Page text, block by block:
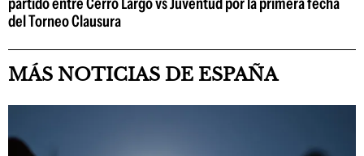
del Torneo Clausura
MÁS NOTICIAS DE ESPAÑA